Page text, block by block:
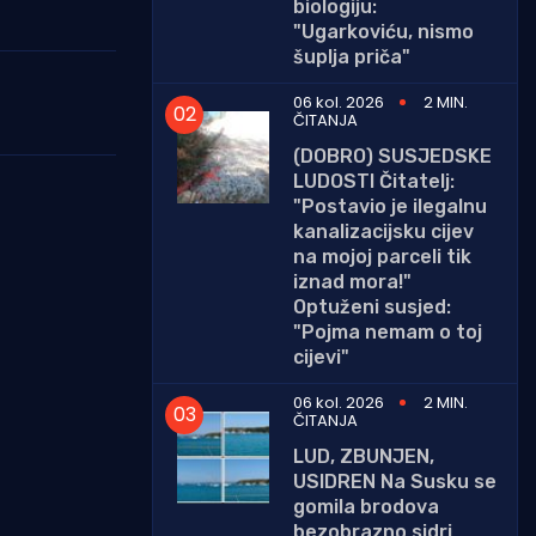
biologiju:
"Ugarkoviću, nismo
šuplja priča"
06 kol. 2026
2 MIN.
ČITANJA
(DOBRO) SUSJEDSKE
LUDOSTI Čitatelj:
"Postavio je ilegalnu
kanalizacijsku cijev
na mojoj parceli tik
iznad mora!"
Optuženi susjed:
"Pojma nemam o toj
cijevi"
06 kol. 2026
2 MIN.
ČITANJA
LUD, ZBUNJEN,
USIDREN Na Susku se
gomila brodova
bezobrazno sidri